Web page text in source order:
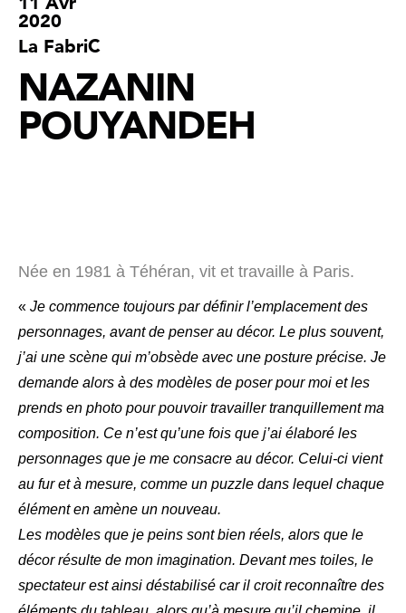
2020
La FabriC
NAZANIN
POUYANDEH
Née en 1981 à Téhéran, vit et travaille à Paris.
« Je commence toujours par définir l’emplacement des
personnages, avant de penser au décor. Le plus souvent,
j’ai une scène qui m’obsède avec une posture précise. Je
demande alors à des modèles de poser pour moi et les
prends en photo pour pouvoir travailler tranquillement ma
composition. Ce n’est qu’une fois que j’ai élaboré les
personnages que je me consacre au décor. Celui-ci vient
au fur et à mesure, comme un puzzle dans lequel chaque
élément en amène un nouveau.
Les modèles que je peins sont bien réels, alors que le
décor résulte de mon imagination. Devant mes toiles, le
spectateur est ainsi déstabilisé car il croit reconnaître des